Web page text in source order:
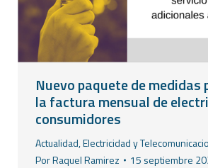
Nuevo paquete de medidas
la factura mensual de
consumidores
Actualidad,Electricidad y
PorRaquel Ramirez 15 septiembre